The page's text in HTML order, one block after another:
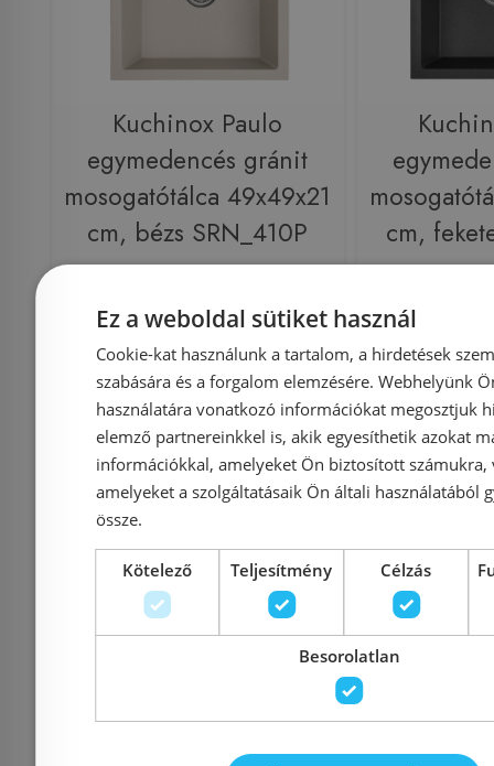
Kuchinox Paulo
egymedencés gránit
mosogatótálca 49x49x21
cm, bézs SRN_410P
Azonosító: 214276
Cikkszám: SRN_410P
49 900 Ft39 990 Ft
Kosárba
cm,
49 900 Ft
-5%
Külső raktáron Rendelésre
Ez a weboldal sütiket használ
Cookie-kat használunk a tartalom, a hirdetések
szabására és a forgalom elemzésére. Webhelyünk
használatára vonatkozó információkat megosztjuk
elemző partnereinkkel is, akik egyesíthetik azokat
információkkal, amelyeket Ön biztosított számukra,
amelyeket a szolgáltatásaik Ön általi használatából
össze.
Kötelező Teljesítmény Célzás
Besorolatlan